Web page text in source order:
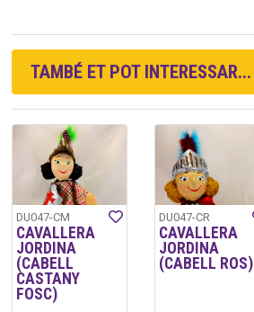
TAMBÉ ET POT INTERESSAR...
DU047-CM
CAVALLERA
JORDINA
(CABELL
CASTANY
FOSC)
DU047-CR
CAVALLERA
JORDINA
(CABELL ROS)